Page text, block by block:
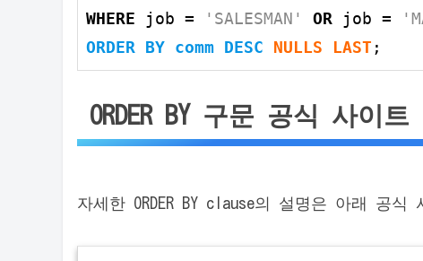
WHERE job = 'SALESMAN' OR job =
ORDER BY comm DESC NULLS LAST ;
ORDER BY 구문 공식 사이트
자세한 ORDER BY clause의 설명은 아래 공식